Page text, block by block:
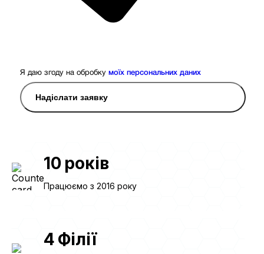
Я даю згоду на обробку моїх персональних даних
Надіслати заявку
10 років
Працюємо з 2016 року
4 Філії